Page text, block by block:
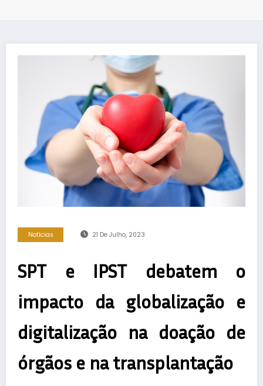
Notícias 21 De Julho, 2023
SPT e IPST debatem o
impacto da globalização e
digitalização na doação de
órgãos e na transplantação